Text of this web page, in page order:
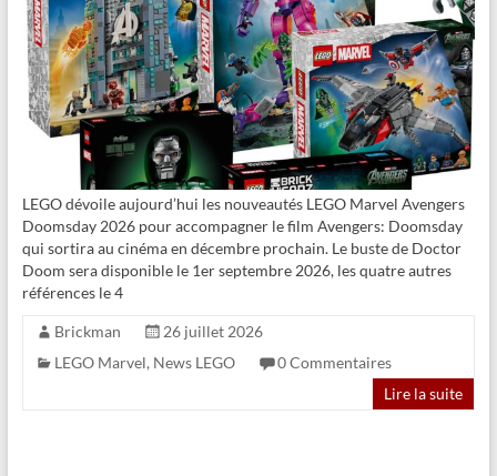
LEGO dévoile aujourd’hui les nouveautés LEGO Marvel Avengers
Doomsday 2026 pour accompagner le film Avengers: Doomsday
qui sortira au cinéma en décembre prochain. Le buste de Doctor
Doom sera disponible le 1er septembre 2026, les quatre autres
références le 4
Brickman
26 juillet 2026
LEGO Marvel, News LEGO
0 Commentaires
Lire la suite